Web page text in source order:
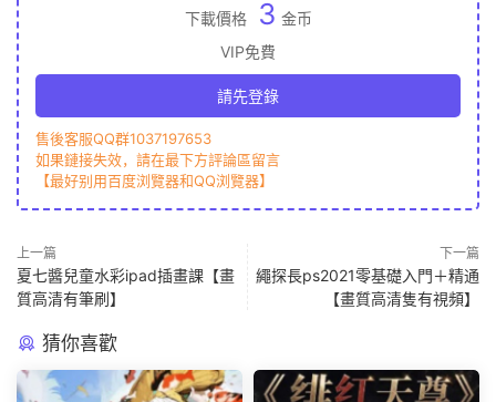
下載價格 3 金币
VIP免費
請先登錄
售後客服QQ群1037197653
如果鏈接失效，請在最下方評論區留言
【最好别用百度浏覽器和QQ浏覽器】
上一篇
夏七醬兒童水彩ipad插畫課【畫
質高清有筆刷】
下一篇
繩探長ps2021零基礎入門＋精通
【畫質高清隻有視頻】
猜你喜歡